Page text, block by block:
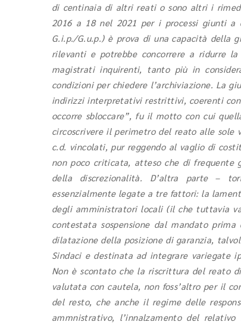
di centinaia di altri reati o sono altri i
2016 a 18 nel 2021 per i processi giunti
G.i.p./G.u.p.) è prova di una capacità della
rilevanti e potrebbe concorrere a ridurre
magistrati inquirenti, tanto più in
condizioni per chiedere l’archiviazione. La
indirizzi interpretativi restrittivi, coerenti
occorre sbloccare”, fu il motto con cui
circoscrivere il perimetro del reato alle sole
c.d. vincolati, pur reggendo al vaglio di
non poco criticata, atteso che di frequente
della discrezionalità. D’altra parte
–
essenzialmente legate a tre fattori: la
degli amministratori locali (il che tuttavia
contestata sospensione dal mandato
dilatazione della posizione di garanzia,
Sindaci e destinata ad integrare variegate
Non è scontato che la riscrittura del reato
valutata con cautela, non foss’altro per il
del resto, che anche il regime delle
ammnistrativo, l’innalzamento del